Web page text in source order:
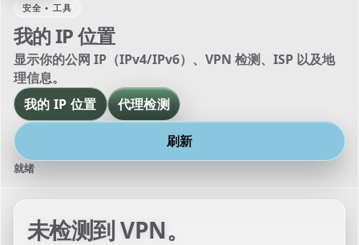
速度测试
安全 • 工具
我的 IP 位置
显示你的公网 IP（IPv4/IPv6）、VPN 检测、ISP 以及地
理信息。
我的 IP 位置
代理检测
刷新
就绪
未检测到 VPN。